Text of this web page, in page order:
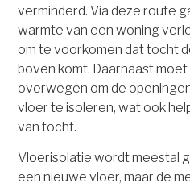
verminderd. Via deze route
warmte van een woning
om te voorkomen dat tocht
boven komt. Daarnaast
overwegen om de
vloer te isoleren, wat ook
van tocht.
Vloerisolatie wordt meestal
een nieuwe vloer, maar de